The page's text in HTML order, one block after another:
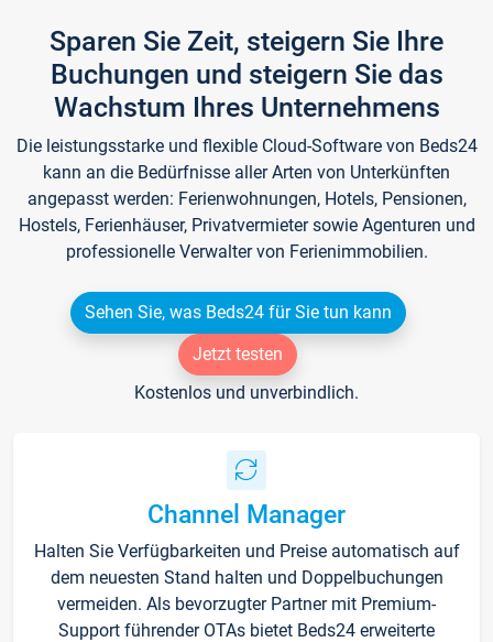
Sparen Sie Zeit, steigern Sie Ihre
Buchungen und steigern Sie das
Wachstum Ihres Unternehmens
Die leistungsstarke und flexible Cloud-Software von Beds24
kann an die Bedürfnisse aller Arten von Unterkünften
angepasst werden: Ferienwohnungen, Hotels, Pensionen,
Hostels, Ferienhäuser, Privatvermieter sowie Agenturen und
professionelle Verwalter von Ferienimmobilien.
Sehen Sie, was Beds24 für Sie tun kann
Jetzt testen
Kostenlos und unverbindlich.
Channel Manager
Halten Sie Verfügbarkeiten und Preise automatisch auf
dem neuesten Stand halten und Doppelbuchungen
vermeiden. Als bevorzugter Partner mit Premium-
Support führender OTAs bietet Beds24 erweiterte